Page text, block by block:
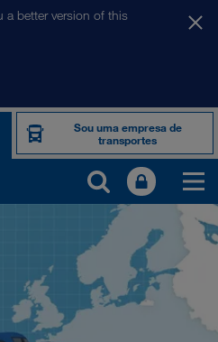
a better version of this
Sou uma empresa de
transportes